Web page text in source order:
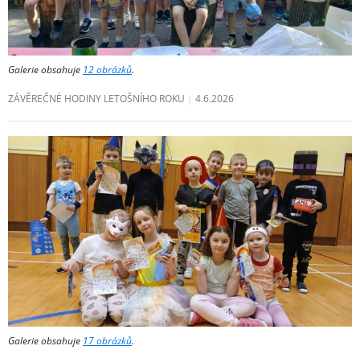
Galerie obsahuje 12 obrázků.
ZÁVĚREČNÉ HODINY LETOŠNÍHO ROKU 4.6.2026
Galerie obsahuje 17 obrázků.